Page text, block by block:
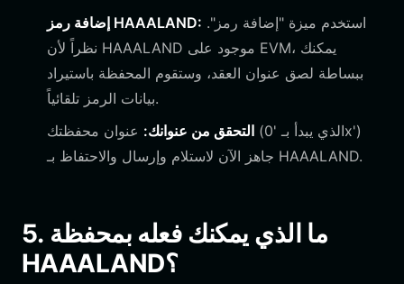
إضافة رمز HAAALAND:
نظراً لأن HAAALAND موجود على EVM، يمكنك
ببساطة لصق عنوان العقد، وستقوم المحفظة باستيراد
بيانات الرمز تلقائياً.
التحقق من عنوانك: عنوان محفظتك (الذي يبدأ بـ '0x')
جاهز الآن لاستلام وإرسال والاحتفاظ بـ HAAALAND.
5. ما الذي يمكنك فعله بمحفظة
HAAALAND؟